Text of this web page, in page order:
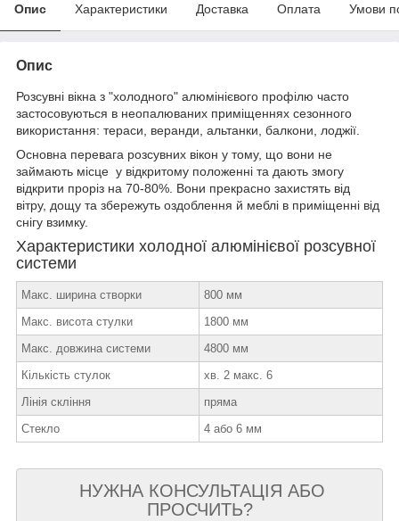
Опис Характеристики Доставка Оплата Умови
Опис
Розсувні вікна з "холодного" алюмінієвого профілю часто
застосовуються в неопалюваних приміщеннях сезонного
використання: тераси, веранди, альтанки, балкони, лоджії.
Основна перевага розсувних вікон у тому, що вони не
займають місце у відкритому положенні та дають змогу
відкрити проріз на 70-80%. Вони прекрасно захистять від
вітру, дощу та збережуть оздоблення й меблі в приміщенні від
снігу взимку.
Характеристики холодної алюмінієвої розсувної
системи
Макс. ширина створки
800 мм
Макс. висота стулки
1800 мм
Макс. довжина системи
4800 мм
Кількість стулок
хв. 2 макс. 6
Лінія скління
пряма
Стекло
4 або 6 мм
НУЖНА КОНСУЛЬТАЦІЯ АБО
ПРОСЧИТЬ?